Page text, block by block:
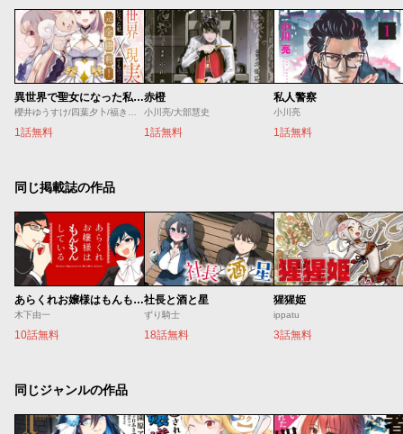
異世界で聖女になった私、現実世界でも聖女チートで完全勝利！
1話無料
赤橙
小川亮/大部慧史
1話無料
私人警察
小川亮
1話無料
同じ掲載誌の作品
あらくれお嬢様はもんもんしている
木下由一
10話無料
社長と酒と星
ずり騎士
18話無料
猩猩姫
ippatu
3話無料
同じジャンルの作品